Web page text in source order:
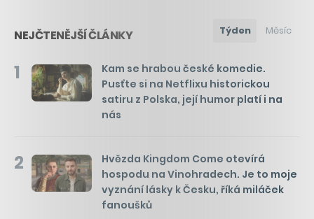
NEJČTENĚJŠÍ ČLÁNKY Týden Měsíc
1
Kam se hrabou české komedie.
Pusťte si na Netflixu historickou
satiru z Polska, její humor platí i na
nás
2
Hvězda Kingdom Come otevírá
hospodu na Vinohradech. Je to moje
vyznání lásky k Česku, říká miláček
fanoušků